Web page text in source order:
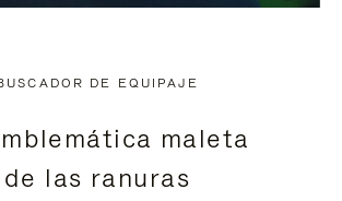
DE EQUIPAJE
maleta
de las ranuras